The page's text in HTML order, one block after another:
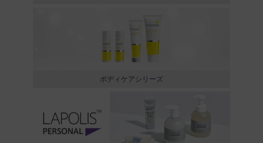
ボディケアシリーズ